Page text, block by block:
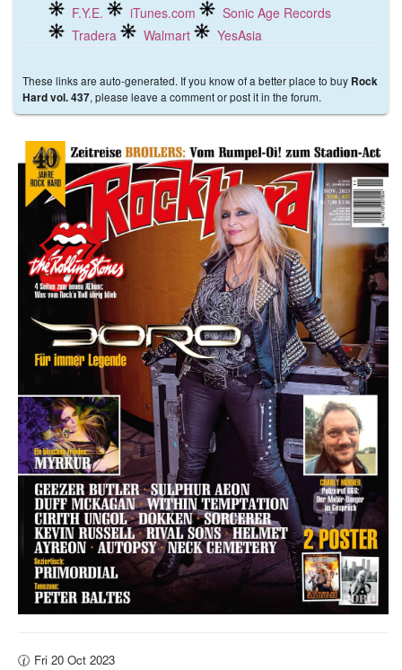
F.Y.E.
iTunes.com
Sonic Age Records
Tradera
Walmart YesAsia
These links are auto-generated. If you know of a better place to buy Rock
Hard vol. 437, please leave a comment or post it in the forum.
🕜 Fri 20 Oct 2023